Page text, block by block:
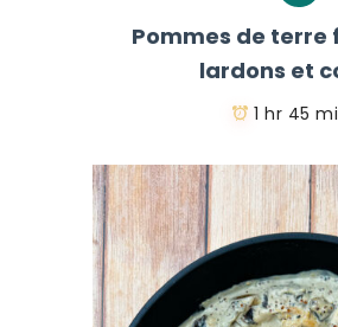
Pommes de terre
lardons et
1 hr 45